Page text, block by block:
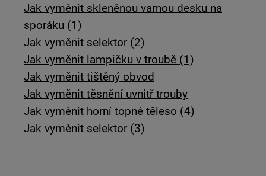
Jak vyměnit skleněnou varnou desku na
sporáku (1)
Jak vyměnit selektor (2)
Jak vyměnit lampičku v troubě (1)
Jak vyměnit tištěný obvod
Jak vyměnit těsnění uvnitř trouby
Jak vyměnit horní topné těleso (4)
Jak vyměnit selektor (3)